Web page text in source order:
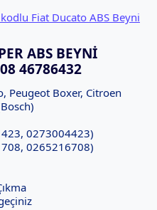
ABS BEYNI
46786432
Peugeot Boxer, Citroen
0273004423)
0265216708)